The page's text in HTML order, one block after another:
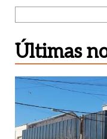
Últimas